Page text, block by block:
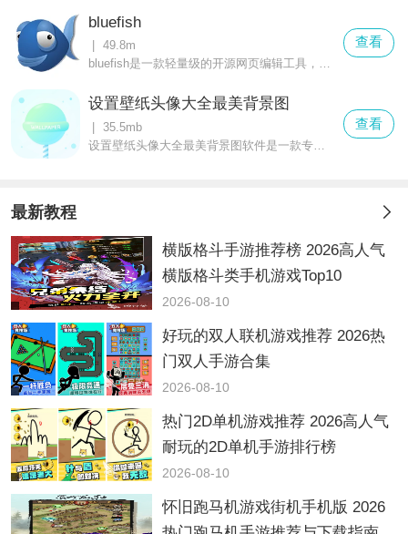
bluefish
|
49.8m
查看
设置壁纸头像大全最美背景图
35.5mb
设置壁纸头像大全最美背景图软件是一款专注于主题与壁纸更新的实用工具，用户可在此浏览海量免费壁纸，体验丰富多样的美化主题风格，所有资源均支持免费使用。此外，软件还能让用户便捷地获取壁纸更新提醒，全方位满足不同用户的个性化装饰需求。
查看
最新教程
横版格斗手游推荐榜 2026高人气
横版格斗类手机游戏Top10
2026-08-10
好玩的双人联机游戏推荐 2026热
门双人手游合集
2026-08-10
热门2D单机游戏推荐 2026高人气
耐玩的2D单机手游排行榜
2026-08-10
怀旧跑马机游戏街机手机版 2026